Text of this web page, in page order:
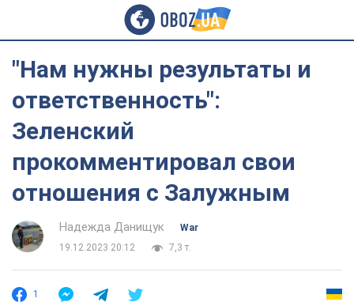
"Нам нужны результаты и
ответственность":
Зеленский
прокомментировал свои
отношения с Залужным
Надежда Данищук
War
19.12.2023 20:12
7,3 т.
1